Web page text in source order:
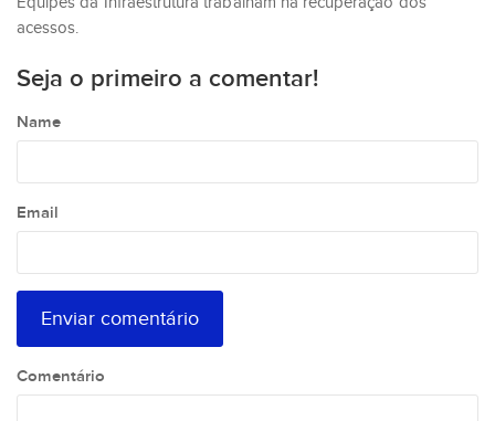
acessos.
Seja o primeiro a comentar!
Name
Email
Comentário